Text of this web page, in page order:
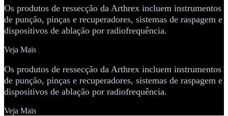
Os produtos de ressecção da Arthrex incluem instrumentos
de punção, pinças e recuperadores, sistemas de raspagem e
dispositivos de ablação por radiofrequência.
Veja Mais
Os produtos de ressecção da Arthrex incluem instrumentos
de punção, pinças e recuperadores, sistemas de raspagem e
dispositivos de ablação por radiofrequência.
Veja Mais